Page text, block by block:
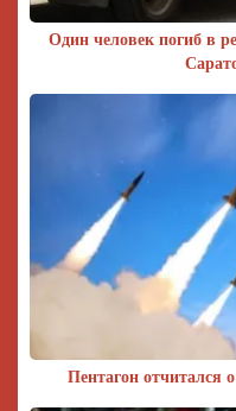
Один человек погиб в
Пентагон отчитался